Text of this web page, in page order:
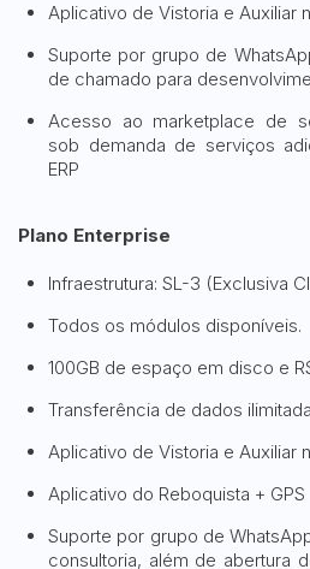
Aplicativo de Vistoria e Auxiliar
Suporte por grupo de
de chamado para
Acesso ao marketplace de
sob demanda de serviços
ERP
Plano Enterprise
Infraestrutura: SL-3 (Exclusiva
Todos os módulos disponíveis.
100GB de espaço em disco e
Transferência de dados ilimitada
Aplicativo de Vistoria e Auxiliar
Aplicativo do Reboquista + GPS
Suporte por grupo de
consultoria, além de abertura